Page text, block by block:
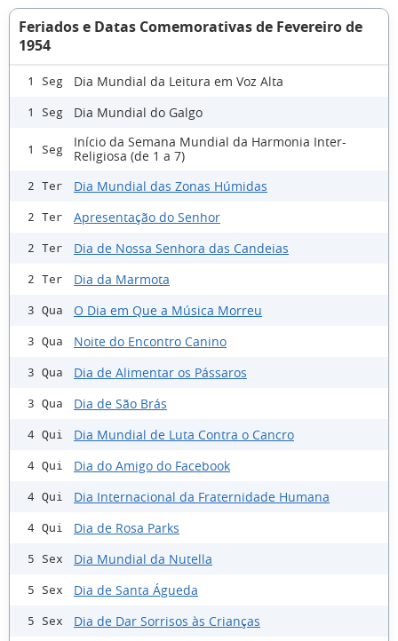
Feriados e Datas Comemorativas de Fevereiro de
1954
1 Seg Dia Mundial da Leitura em Voz Alta
1 Seg Dia Mundial do Galgo
1 Seg
Início da Semana Mundial da Harmonia Inter-
Religiosa (de 1 a 7)
2 Ter Dia Mundial das Zonas Húmidas
2 Ter Apresentação do Senhor
2 Ter Dia de Nossa Senhora das Candeias
2 Ter Dia da Marmota
3 Qua O Dia em Que a Música Morreu
3 Qua Noite do Encontro Canino
3 Qua Dia de Alimentar os Pássaros
3 Qua Dia de São Brás
4 Qui Dia Mundial de Luta Contra o Cancro
4 Qui Dia do Amigo do Facebook
4 Qui Dia Internacional da Fraternidade Humana
4 Qui Dia de Rosa Parks
5 Sex Dia Mundial da Nutella
5 Sex Dia de Santa Águeda
5 Sex Dia de Dar Sorrisos às Crianças